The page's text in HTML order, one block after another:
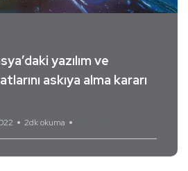
yazılım ve
askıya alma kararı
2dk okuma